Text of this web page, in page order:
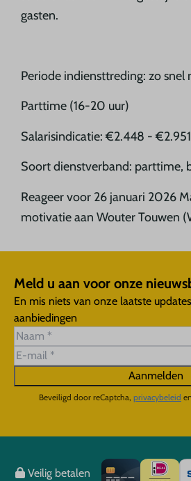
gasten.
Periode indiensttreding: zo snel
Parttime (16-20 uur)
Salarisindicatie: €2.448 -
Soort dienstverband: parttime,
Reageer voor 26 januari 2026
motivatie aan Wouter Touwen
Meld u aan voor onze
En mis niets van onze laatste
aanbiedingen
Aanmelden
Beveiligd door reCaptcha, privacybeleid en
Veilig betalen